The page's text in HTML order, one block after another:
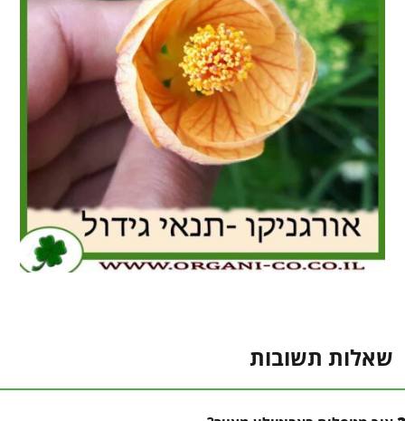
שאלות תשובות